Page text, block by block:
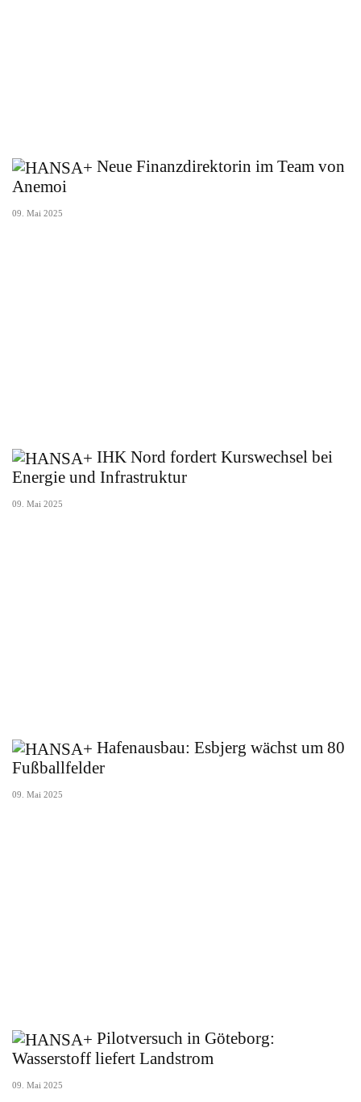
Neue Finanzdirektorin im Team von
Anemoi
09. Mai 2025
IHK Nord fordert Kurswechsel bei
Energie und Infrastruktur
09. Mai 2025
Hafenausbau: Esbjerg wächst um 80
Fußballfelder
09. Mai 2025
Pilotversuch in Göteborg:
Wasserstoff liefert Landstrom
09. Mai 2025